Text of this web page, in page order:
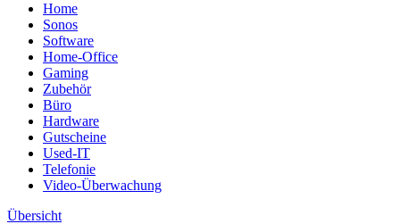
Home
Sonos
Software
Home-Office
Gaming
Zubehör
Büro
Hardware
Gutscheine
Used-IT
Telefonie
Video-Überwachung
Übersicht